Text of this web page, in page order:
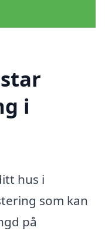
i
hus i
som kan
på